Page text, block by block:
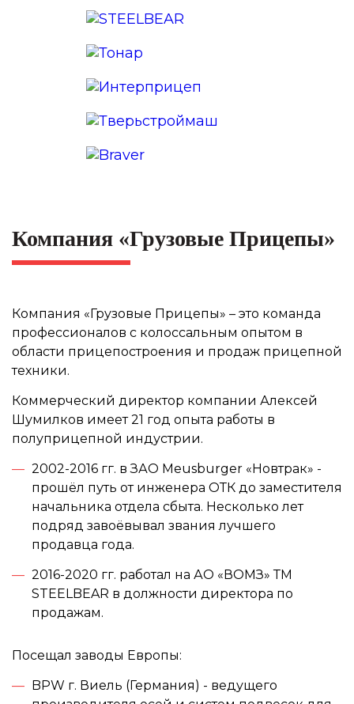
Компания «Грузовые Прицепы»
Компания «Грузовые Прицепы» – это команда
профессионалов с колоссальным опытом в
области прицепостроения и продаж прицепной
техники.
Коммерческий директор компании Алексей
Шумилков имеет 21 год опыта работы в
полуприцепной индустрии.
2002-2016 гг. в ЗАО Meusburger «Новтрак» -
прошёл путь от инженера ОТК до заместителя
начальника отдела сбыта. Несколько лет
подряд завоёвывал звания лучшего
продавца года.
2016-2020 гг. работал на АО «ВОМЗ» ТМ
STEELBEAR в должности директора по
продажам.
Посещал заводы Европы:
BPW г. Виeль (Германия) - ведущего